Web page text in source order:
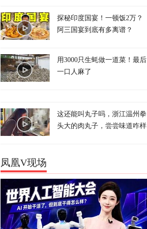
探秘印度国宴！一顿饭2万？
阿三国宴到底有多离谱？
用3000只生蚝做一道菜！最后
一口人麻了
这还能叫丸子吗，浙江温州拳
头大的肉丸子，尝尝味道咋样
凤凰V现场